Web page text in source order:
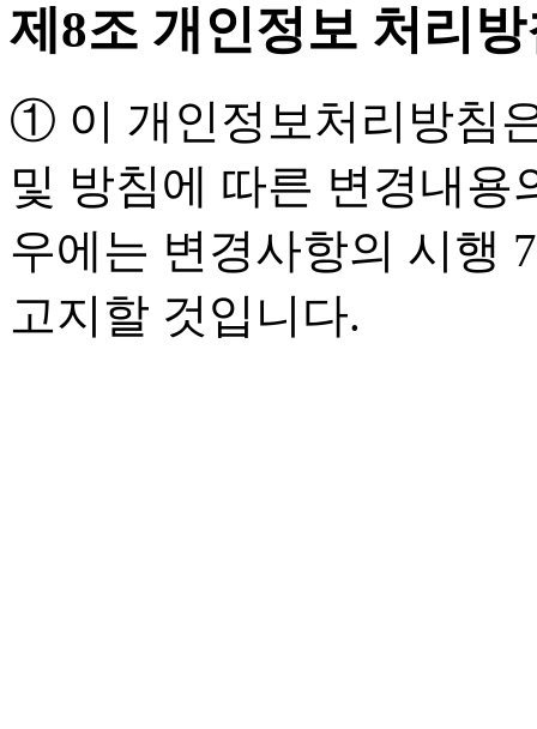
제8조 개인정보 처리
① 이 개인정보처리방침
및 방침에 따른 변경내용
우에는 변경사항의 시행
고지할 것입니다.